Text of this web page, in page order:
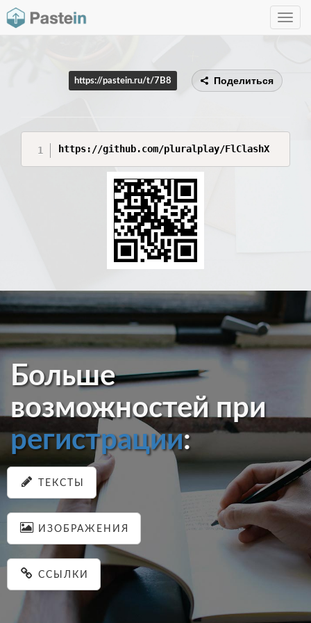
Toggle
https://pastein.ru/t/7B8 Поделиться
https://github.com/pluralplay/FlClashX
Больше
возможностей при
регистрации:
ТЕКСТЫ
ИЗОБРАЖЕНИЯ
ССЫЛКИ